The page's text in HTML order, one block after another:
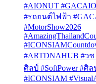
#AIONUT
#รถยนต์ไฟฟ้า
#MotorShow2026
#ARTDNAHUB #ว
ศิลป์ #SoftPower #
#ICONSIAM